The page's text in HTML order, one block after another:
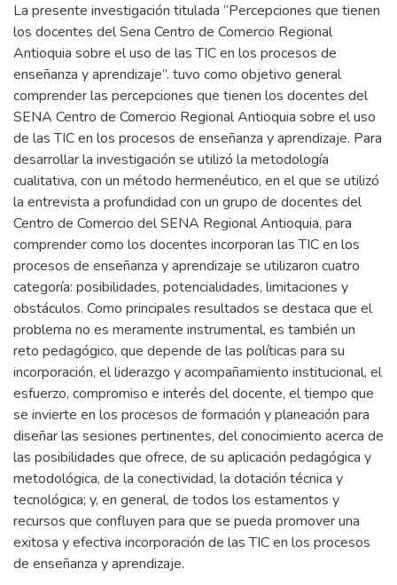
La presente investigación titulada “Percepciones que tienen
los docentes del Sena Centro de Comercio Regional
Antioquia sobre el uso de las TIC en los procesos de
enseñanza y aprendizaje”. tuvo como objetivo general
comprender las percepciones que tienen los docentes del
SENA Centro de Comercio Regional Antioquia sobre el uso
de las TIC en los procesos de enseñanza y aprendizaje. Para
desarrollar la investigación se utilizó la metodología
cualitativa, con un método hermenéutico, en el que se utilizó
la entrevista a profundidad con un grupo de docentes del
Centro de Comercio del SENA Regional Antioquia, para
comprender como los docentes incorporan las TIC en los
procesos de enseñanza y aprendizaje se utilizaron cuatro
categoría: posibilidades, potencialidades, limitaciones y
obstáculos. Como principales resultados se destaca que el
problema no es meramente instrumental, es también un
reto pedagógico, que depende de las políticas para su
incorporación, el liderazgo y acompañamiento institucional, el
esfuerzo, compromiso e interés del docente, el tiempo que
se invierte en los procesos de formación y planeación para
diseñar las sesiones pertinentes, del conocimiento acerca de
las posibilidades que ofrece, de su aplicación pedagógica y
metodológica, de la conectividad, la dotación técnica y
tecnológica; y, en general, de todos los estamentos y
recursos que confluyen para que se pueda promover una
exitosa y efectiva incorporación de las TIC en los procesos
de enseñanza y aprendizaje.